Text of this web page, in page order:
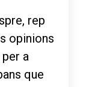
rep
opinions
a
que